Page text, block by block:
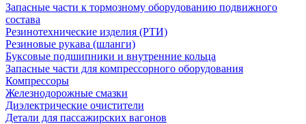
Запасные части к тормозному оборудованию подвижного
состава
Резинотехнические изделия (РТИ)
Резиновые рукава (шланги)
Буксовые подшипники и внутренние кольца
Запасные части для компрессорного оборудования
Компрессоры
Железнодорожные смазки
Диэлектрические очистители
Детали для пассажирских вагонов